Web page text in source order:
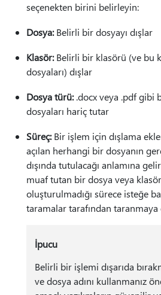
seçenekten birini belirleyin:
Dosya:Belirli bir dosyayı dışlar
Klasör:Belirli bir klasörü (ve bu
dosyaları) dışlar
Dosya türü:.docx veya .pdf gibi
dosyaları hariç tutar
Süreç:Bir işlem için dışlama
açılan herhangi bir dosyanın
dışında tutulacağı anlamına
muaf tutan bir dosya veya klasör
oluşturulmadığı sürece isteğe
taramalar tarafından
İpucu
Belirli bir işlemi dışarıda
ve dosya adını kullanmanız